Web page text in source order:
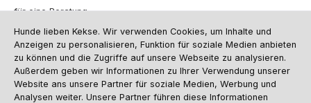
für eine Beratung.
Oder über unserKontaktformular.
Vertrag widerrufen
Hunde lieben Kekse. Wir verwenden Cookies, um Inhalte und
Anzeigen zu personalisieren, Funktion für soziale Medien anbieten
zu können und die Zugriffe auf unsere Webseite zu analysieren.
Außerdem geben wir Informationen zu Ihrer Verwendung unserer
Website ans unsere Partner für soziale Medien, Werbung und
Analysen weiter. Unsere Partner führen diese Informationen